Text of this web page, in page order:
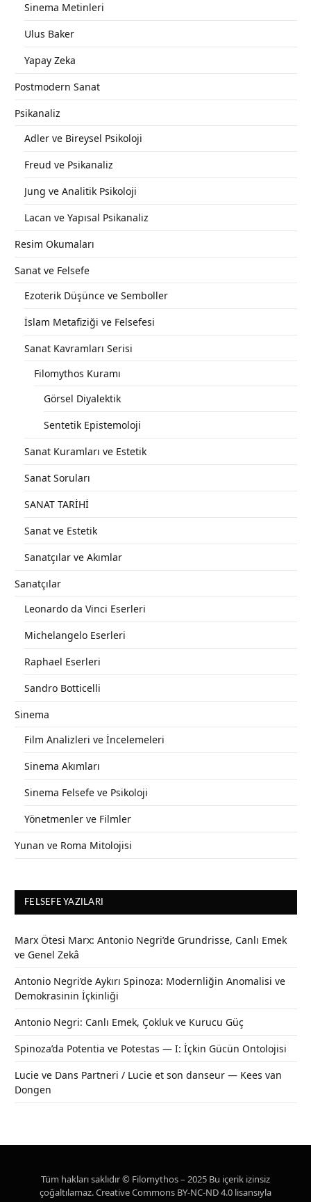
Sinema Metinleri
Ulus Baker
Yapay Zeka
Postmodern Sanat
Psikanaliz
Adler ve Bireysel Psikoloji
Freud ve Psikanaliz
Jung ve Analitik Psikoloji
Lacan ve Yapısal Psikanaliz
Resim Okumaları
Sanat ve Felsefe
Ezoterik Düşünce ve Semboller
İslam Metafiziği ve Felsefesi
Sanat Kavramları Serisi
Filomythos Kuramı
Görsel Diyalektik
Sentetik Epistemoloji
Sanat Kuramları ve Estetik
Sanat Soruları
SANAT TARİHİ
Sanat ve Estetik
Sanatçılar ve Akımlar
Sanatçılar
Leonardo da Vinci Eserleri
Michelangelo Eserleri
Raphael Eserleri
Sandro Botticelli
Sinema
Film Analizleri ve İncelemeleri
Sinema Akımları
Sinema Felsefe ve Psikoloji
Yönetmenler ve Filmler
Yunan ve Roma Mitolojisi
FELSEFE YAZILARI
Marx Ötesi Marx: Antonio Negri’de Grundrisse, Canlı Emek
ve Genel Zekâ
Antonio Negri’de Aykırı Spinoza: Modernliğin Anomalisi ve
Demokrasinin İçkinliği
Antonio Negri: Canlı Emek, Çokluk ve Kurucu Güç
Spinoza’da Potentia ve Potestas — I: İçkin Gücün Ontolojisi
Lucie ve Dans Partneri / Lucie et son danseur — Kees van
Dongen
Tüm hakları saklıdır © Filomythos – 2025 Bu içerik izinsiz
çoğaltılamaz. Creative Commons BY-NC-ND 4.0 lisansıyla